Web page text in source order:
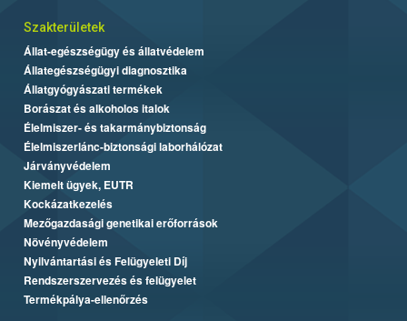
Szakterületek
Állat-egészségügy és állatvédelem
Állategészségügyi diagnosztika
Állatgyógyászati termékek
Borászat és alkoholos italok
Élelmiszer- és takarmánybiztonság
Élelmiszerlánc-biztonsági laborhálózat
Járványvédelem
Kiemelt ügyek, EUTR
Kockázatkezelés
Mezőgazdasági genetikai erőforrások
Növényvédelem
Nyilvántartási és Felügyeleti Díj
Rendszerszervezés és felügyelet
Termékpálya-ellenőrzés